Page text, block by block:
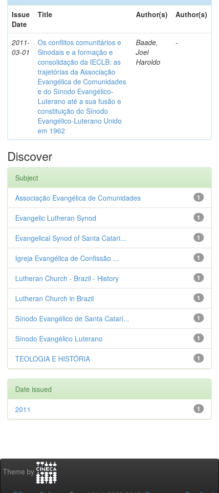
Issue
Date
Title Author(s) Author(s)
2011-
03-01
Os conflitos comunitários e
Sinodais e a formação e
consolidação da IECLB: as
trajetórias da Associação
Evangélica de Comunidades
e do Sínodo Evangélico-
Luterano até a sua fusão e
constituição do Sínodo
Evangélico-Luterano Unido
em 1962
Baade,
Joel
Haroldo
-
Discover
Subject
1
Associação Evangélica de Comunidades
1
Evangelic Lutheran Synod
1
Evangelical Synod of Santa Catari...
1
Igreja Evangélica de Confissão ...
1
Lutheran Church - Brazil - History
1
Lutheran Church in Brazil
1
Sínodo Evangélico de Santa Catari...
1
Sínodo Evangélico Luterano
1
TEOLOGIA E HISTÓRIA
Date issued
1
2011
Theme by